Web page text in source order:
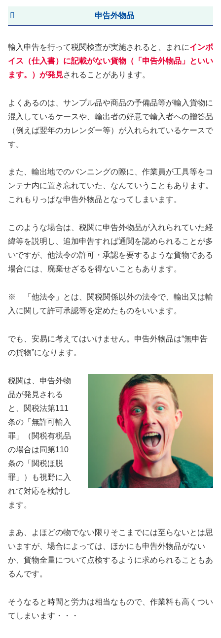
申告外物品
輸入申告を行って税関検査が実施されると、まれにイ ンボ
イス（仕入書）に記載がない貨物（「申告外物品」といい
ます。）が発見されることがあります。
よくあるのは、サンプル品や商品の予備品等が輸入貨物に
混入しているケースや、輸出者の好意で輸入者への贈答品
（例えば翌年のカレンダー等）が入れられているケースで
す。
また、輸出地でのバンニングの際に、作業員が工具等をコ
ンテナ内に置き忘れていた、なんていうこともあります。
これもりっぱな申告外物品となってしまいます。
このような場合は、税関に申告外物品が入れられていた経
緯等を説明し、追加申告すれば通関を認められることが多
いですが、他法令の許可・承認を要するような貨物である
場合には、廃棄せざるを得ないこともあります。
※ 「他法令」とは、関税関係以外の法令で、輸出又は輸
入に関して許可承認等を定めたものをいいます。
でも、安易に考えてはいけません。申告外物品は“無申告
の貨物”になります。
税関は、申告外物
品が発見される
と、関税法第111
条の「無許可輸入
罪」（関税有税品
の場合は同第110
条の「関税ほ脱
罪」）も視野に入
れて対応を検討し
ます。
まあ、よほどの物でない限りそこまでには至らないとは思
いますが、場合によっては、ほかにも申告外物品がない
か、貨物全量について点検するように求められることもあ
るんです。
そうなると時間と労力は相当なもので、作業料も高くつい
てしまいます・・・